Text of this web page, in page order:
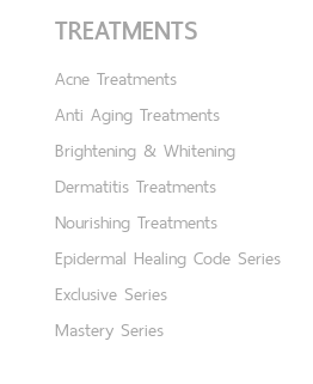
TREATMENTS
Acne Treatments
Anti Aging Treatments
Brightening & Whitening
Dermatitis Treatments
Nourishing Treatments
Epidermal Healing Code Series
Exclusive Series
Mastery Series